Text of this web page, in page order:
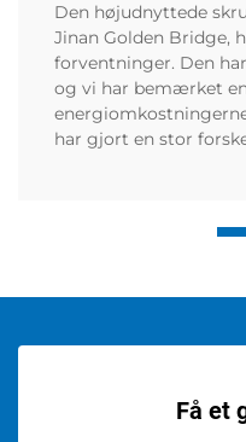
Den højudnyttede
Jinan Golden Bridge,
forventninger. Den
og vi har bemærket
har gjort en stor
Få et